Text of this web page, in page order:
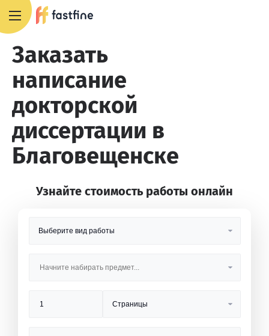
Заказать
написание
докторской
диссертации в
Благовещенске
Узнайте стоимость работы онлайн